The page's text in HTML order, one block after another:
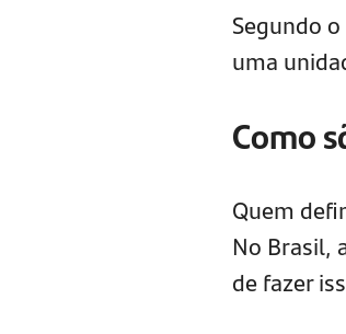
Segundo
uma
Como
Quem
No Brasil,
de fazer